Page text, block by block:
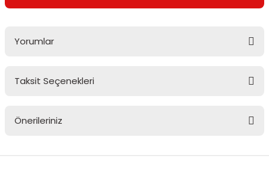
Yorumlar
Taksit Seçenekleri
Önerileriniz